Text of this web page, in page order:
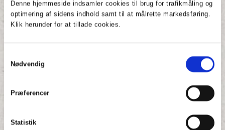
Denne hjemmeside indsamler cookies til brug for trafikmåling og
optimering af sidens indhold samt til at målrette markedsføring.
Klik herunder for at tillade cookies.
Nødvendig
Præferencer
Statistik